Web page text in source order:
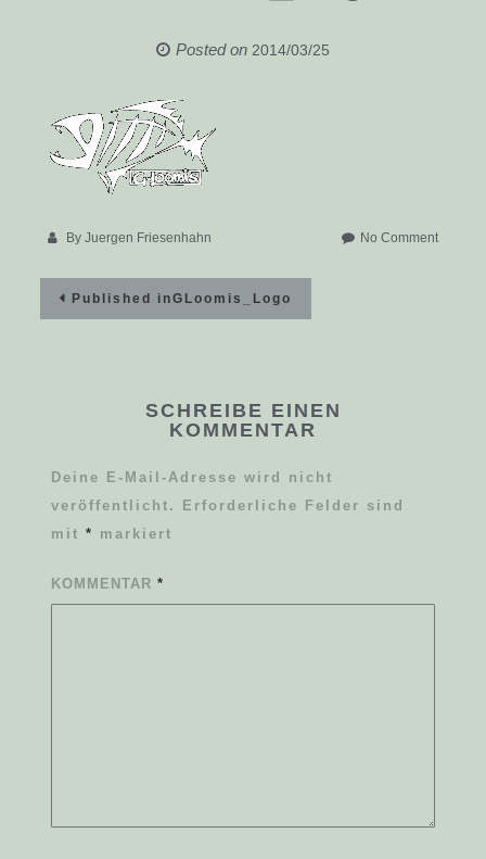
Posted on 2014/03/25
ByJuergen Friesenhahn No Commenton
Beitragsnavigation
Published inGLoomis_Logo
SCHREIBE EINEN
KOMMENTAR
Deine E-Mail-Adresse wird nicht
veröffentlicht.
Erforderliche Felder sind
mit* markiert
KOMMENTAR*